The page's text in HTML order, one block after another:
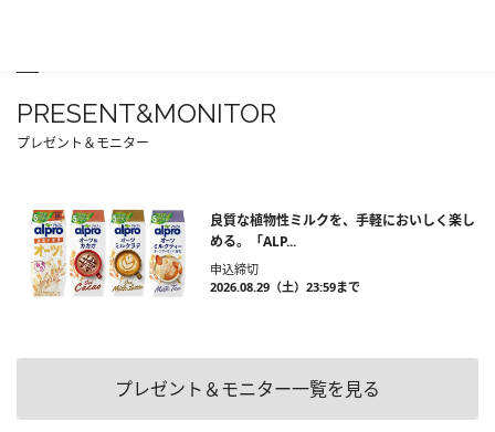
PRESENT&MONITOR
プレゼント＆モニター
良質な植物性ミルクを、手軽においしく楽し
める。「ALP...
申込締切
2026.08.29（土）23:59まで
プレゼント＆モニター一覧を見る